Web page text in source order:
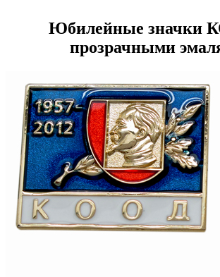
Юбилейные значки
прозрачными